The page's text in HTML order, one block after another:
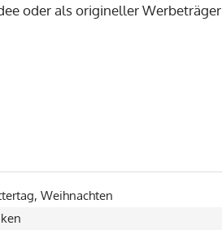
oder als origineller Werbeträger
Weihnachten